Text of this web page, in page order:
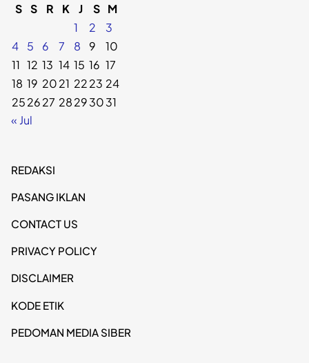
S S R K J S M
1
2
3
4
5 6 7 8 9
10
11 12 13 14 15 16 17
18 19 2021 2223 24
252627 28293031
« Jul
REDAKSI
PASANG IKLAN
CONTACT US
PRIVACY POLICY
DISCLAIMER
KODE ETIK
PEDOMAN MEDIA SIBER